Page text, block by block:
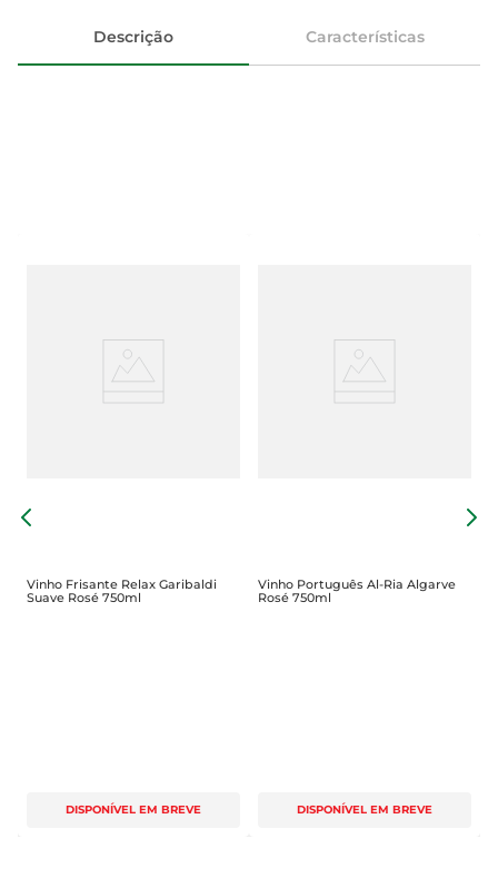
Descrição Características
Vinho Frisante Relax Garibaldi
Suave Rosé 750ml
DISPONÍVEL EM BREVE
Vinho Português Al-Ria Algarve
Rosé 750ml
DISPONÍVEL EM BREVE